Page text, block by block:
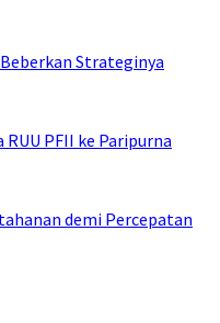
Strateginya
PFII ke Paripurna
demi Percepatan